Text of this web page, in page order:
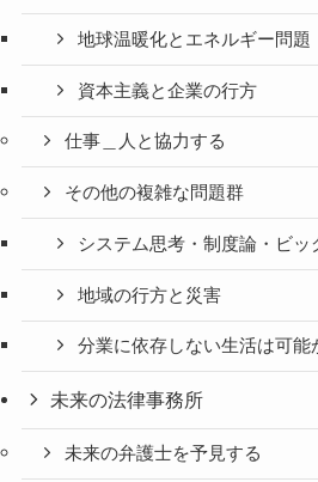
地球温暖化とエネルギー問題
資本主義と企業の行方
仕事＿人と協力する
その他の複雑な問題群
システム思考・制度論・ビッ
地域の行方と災害
分業に依存しない生活は可能
未来の法律事務所
未来の弁護士を予見する